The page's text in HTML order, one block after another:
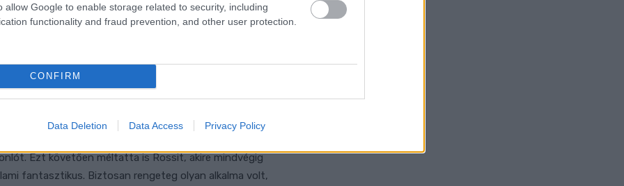
allow Google to enable storage related to security, including
functionality and fraud prevention, and other user protection.
CONFIRM
Data Deletion Data Access Privacy Policy
legfontosabb tanács, amelyet kapott tőle, mert úgy
Ezt követően méltatta is Rossit, akire mindvégig
fantasztikus. Biztosan rengeteg olyan alkalma volt,